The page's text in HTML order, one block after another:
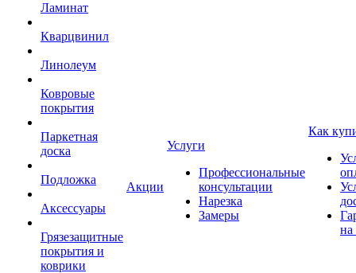
Ламинат
Кварцвинил
Линолеум
Ковровые
покрытия
Паркетная
доска
Подложка
Аксессуары
Грязезащитные
покрытия и
коврики
Акции
Услуги
Профессиональные
консультации
Нарезка
Замеры
Как
на